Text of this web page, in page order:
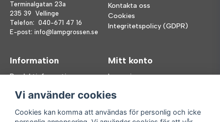
Terminalgatan 23a
235 39 Vellinge
Telefon: 040-671 47 16
E-post: info@lampgrossen.se
Kontakta oss
Cookies
Integritetspolicy (GDPR)
Information
Produktinformation
FAQ
Mitt konto
Logga in
Glömt lösenord?
Vi använder cookies
Cookies kan komma att användas för personlig och icke